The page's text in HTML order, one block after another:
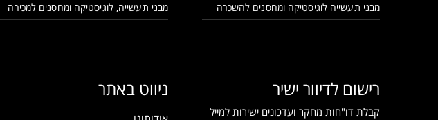
מבני תעשייה לוגיסטיקה ומחסנים להשכרה
מבני תעשייה, לוגיסטיקה ומחסנים למכירה
רישום לדיוור ישיר
קבלת דו"חות מחקר ועדכונים ישירות למייל
ניווט באתר